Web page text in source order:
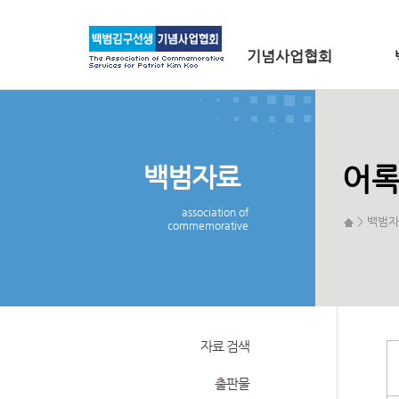
기념사업협회
백범자료
association of
commemorative
어
> 백범
자료 검색
출판물